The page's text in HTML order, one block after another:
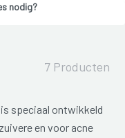
nodig?
7 Producten
speciaal ontwikkeld
en voor acne